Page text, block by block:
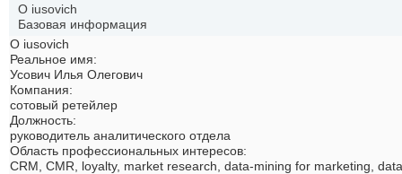
О iusovich
Базовая информация
О iusovich
Реальное имя:
Усович Илья Олегович
Компания:
сотовый ретейлер
Должность:
руководитель аналитического отдела
Область профессиональных интересов:
CRM, CMR, loyalty, market research, data-mining for marketing,